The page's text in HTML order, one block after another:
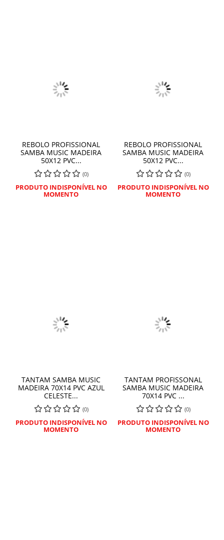
REBOLO PROFISSIONAL
SAMBA MUSIC MADEIRA
50X12 PVC...
(0)
PRODUTO INDISPONÍVEL NO
MOMENTO
REBOLO PROFISSIONAL
SAMBA MUSIC MADEIRA
50X12 PVC...
(0)
PRODUTO INDISPONÍVEL NO
MOMENTO
TANTAM SAMBA MUSIC
MADEIRA 70X14 PVC AZUL
CELESTE...
(0)
PRODUTO INDISPONÍVEL NO
MOMENTO
TANTAM PROFISSONAL
SAMBA MUSIC MADEIRA
70X14 PVC ...
(0)
PRODUTO INDISPONÍVEL NO
MOMENTO